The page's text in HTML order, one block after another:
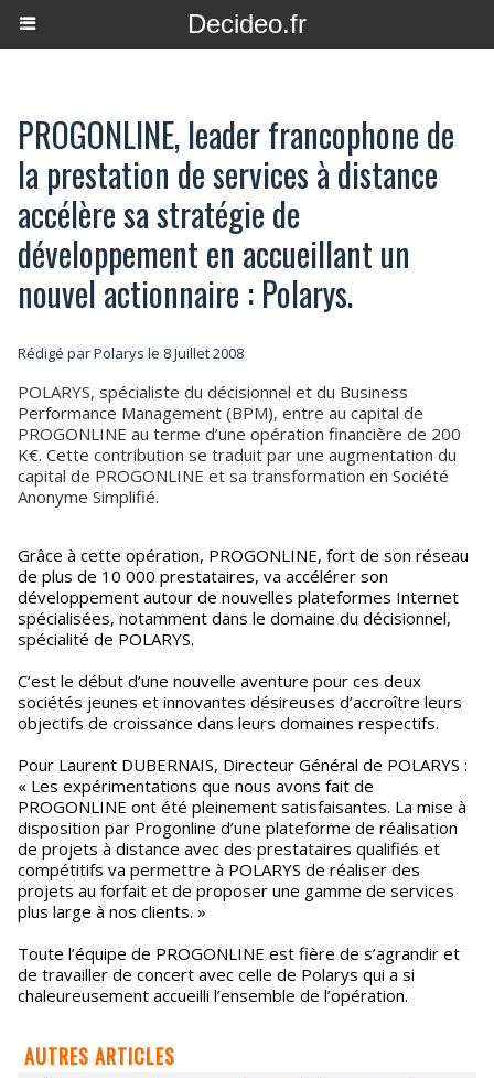
Decideo.fr
PROGONLINE, leader francophone de
la prestation de services à distance
accélère sa stratégie de
développement en accueillant un
nouvel actionnaire : Polarys.
Rédigé par Polarys le 8 Juillet 2008
POLARYS, spécialiste du décisionnel et du Business
Performance Management (BPM), entre au capital de
PROGONLINE au terme d’une opération financière de 200
K€. Cette contribution se traduit par une augmentation du
capital de PROGONLINE et sa transformation en Société
Anonyme Simplifié.
Grâce à cette opération, PROGONLINE, fort de son réseau
de plus de 10 000 prestataires, va accélérer son
développement autour de nouvelles plateformes Internet
spécialisées, notamment dans le domaine du décisionnel,
spécialité de POLARYS.
C’est le début d’une nouvelle aventure pour ces deux
sociétés jeunes et innovantes désireuses d’accroître leurs
objectifs de croissance dans leurs domaines respectifs.
Pour Laurent DUBERNAIS, Directeur Général de POLARYS :
« Les expérimentations que nous avons fait de
PROGONLINE ont été pleinement satisfaisantes. La mise à
disposition par Progonline d’une plateforme de réalisation
de projets à distance avec des prestataires qualifiés et
compétitifs va permettre à POLARYS de réaliser des
projets au forfait et de proposer une gamme de services
plus large à nos clients. »
Toute l’équipe de PROGONLINE est fière de s’agrandir et
de travailler de concert avec celle de Polarys qui a si
chaleureusement accueilli l’ensemble de l’opération.
AUTRES ARTICLES